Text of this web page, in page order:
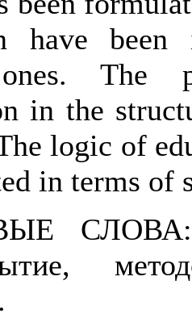
have
ones. The
in the
logic of
in terms of
СЛОВА: